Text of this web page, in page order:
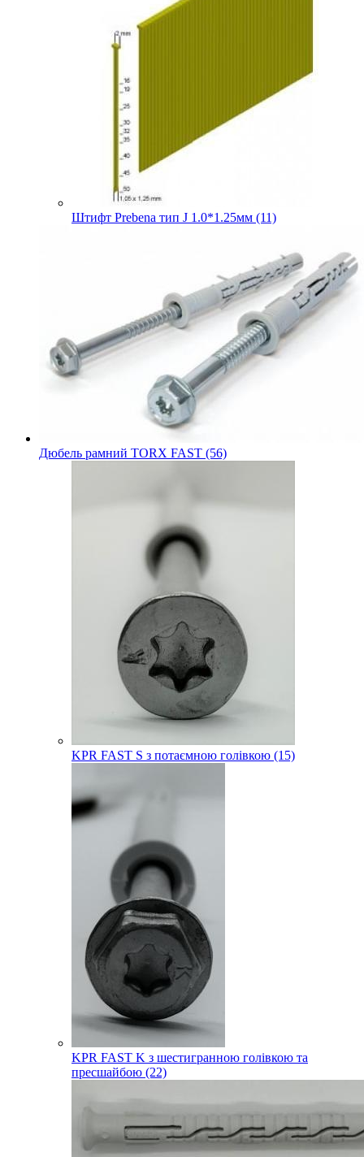
Штифт Prebena тип J 1.0*1.25мм (11)
Дюбель рамний TORX FAST (56)
KPR FAST S з потаємною голівкою (15)
KPR FAST K з шестигранною голівкою та
пресшайбою (22)